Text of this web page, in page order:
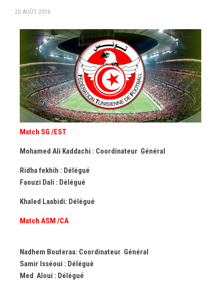
–Ligue II–
Feuille de match 2016/2017
-Ligue I-
-Ligue II-
-Ligue III-
20 AOÛT 2016
Match SG /EST
Mohamed Ali Kaddachi : Coordinateur Général
Ridha fekhih : Délégué
Faouzi Dali : Délégué
Khaled Laabidi: Délégué
Match ASM /CA
Nadhem Bouteraa: Coordinateur Général
Samir Isséoui : Délégué
Med Aloui : Délégué